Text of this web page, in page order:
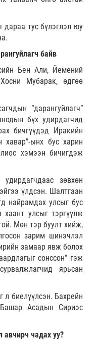
дараа тус бүлэглэл юу
байв
Бен Али, Йемений
Мубарак, өдгөө
“дарангуйлагч”
бүх удирдагчид
бичгүүдэд Иракийн
ынх бус харин
хэмээн бичигдэж
зөвхөн
үлдсэн. Шалтгаан
найрамдах улсыг бус
улсыг тэргүүлж
Мөн тэр буулт хийж,
зарим шинэчлэл
замаар явж болох
сонссон” гэж
ярьсан
л биелүүлсэн. Бахрейн
Асадын Сириэс
авчирч чадах уу?